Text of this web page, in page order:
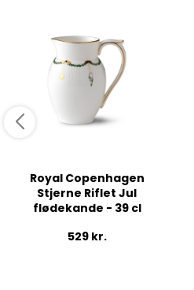
Royal Copenhagen
Stjerne Riflet Jul
flødekande - 39 cl
529 kr.